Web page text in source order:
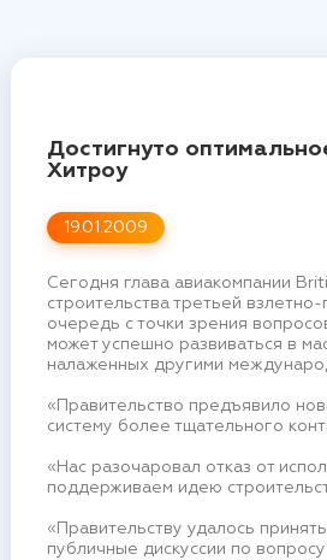
19.01.2009
Достигнуто
Хитроу
Сегодня глава авиакомпании
строительства третьей
очередь с точки зрения
может успешно развиваться в
налаженных другими
«Правительство предъявило
систему более тщательного
«Нас разочаровал отказ от
поддерживаем идею
«Правительству удалось
публичные дискуссии по